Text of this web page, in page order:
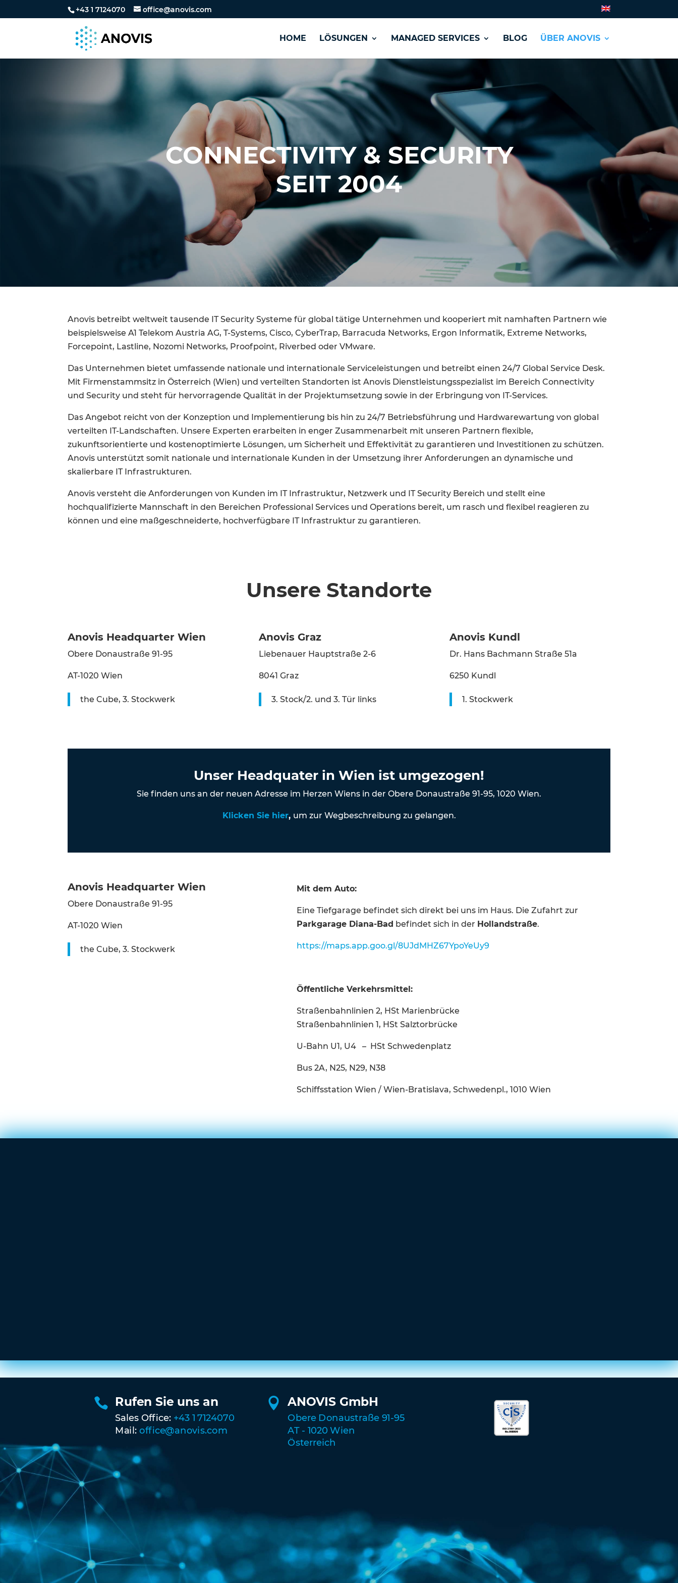
+43 1 7124070 office@anovis.com
HOME LÖSUNGEN MANAGED SERVICES BLOG ÜBER ANOVIS
CONNECTIVITY & SECURITY
SEIT 2004
Anovis betreibt weltweit tausende IT Security Systeme für global tätige Unternehmen und kooperiert mit namhaften Partnern wie
beispielsweise A1 Telekom Austria AG, T-Systems, Cisco, CyberTrap, Barracuda Networks, Ergon Informatik, Extreme Networks,
Forcepoint, Lastline, Nozomi Networks, Proofpoint, Riverbed oder VMware.
Das Unternehmen bietet umfassende nationale und internationale Serviceleistungen und betreibt einen 24/7 Global Service Desk.
Mit Firmenstammsitz in Österreich (Wien) und verteilten Standorten ist Anovis Dienstleistungsspezialist im Bereich Connectivity
und Security und steht für hervorragende Qualität in der Projektumsetzung sowie in der Erbringung von IT-Services.
Das Angebot reicht von der Konzeption und Implementierung bis hin zu 24/7 Betriebsführung und Hardwarewartung von global
verteilten IT-Landschaften. Unsere Experten erarbeiten in enger Zusammenarbeit mit unseren Partnern flexible,
zukunftsorientierte und kostenoptimierte Lösungen, um Sicherheit und Effektivität zu garantieren und Investitionen zu schützen.
Anovis unterstützt somit nationale und internationale Kunden in der Umsetzung ihrer Anforderungen an dynamische und
skalierbare IT Infrastrukturen.
Anovis versteht die Anforderungen von Kunden im IT Infrastruktur, Netzwerk und IT Security Bereich und stellt eine
hochqualifizierte Mannschaft in den Bereichen Professional Services und Operations bereit, um rasch und flexibel reagieren zu
können und eine maßgeschneiderte, hochverfügbare IT Infrastruktur zu garantieren.
Unsere Standorte
Anovis Headquarter Wien
Obere Donaustraße 91-95
AT-1020 Wien
the Cube, 3. Stockwerk
Anovis Graz
Liebenauer Hauptstraße 2-6
8041 Graz
3. Stock/2. und 3. Tür links
Anovis Kundl
Dr. Hans Bachmann Straße 51a
6250 Kundl
1. Stockwerk
Unser Headquater in Wien ist umgezogen!
Sie finden uns an der neuen Adresse im Herzen Wiens in der Obere Donaustraße 91-95, 1020 Wien.
Klicken Sie hier, um zur Wegbeschreibung zu gelangen.
Anovis Headquarter Wien
Obere Donaustraße 91-95
AT-1020 Wien
the Cube, 3. Stockwerk
Mit dem Auto:
Eine Tiefgarage befindet sich direkt bei uns im Haus. Die Zufahrt zur
Parkgarage Diana-Bad befindet sich in der Hollandstraße.
https://maps.app.goo.gl/8UJdMHZ67YpoYeUy9
Öffentliche Verkehrsmittel:
Straßenbahnlinien 2, HSt Marienbrücke
Straßenbahnlinien 1, HSt Salztorbrücke
U-Bahn U1, U4 – HSt Schwedenplatz
Bus 2A, N25, N29, N38
Schiffsstation Wien / Wien-Bratislava, Schwedenpl., 1010 Wien
 Rufen Sie uns an
Sales Office: +43 1 7124070
Mail:office@anovis.com
 ANOVIS GmbH
Obere Donaustraße 91-95
AT - 1020 Wien
Österreich